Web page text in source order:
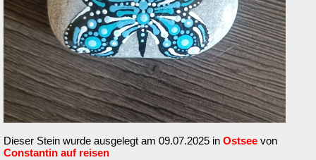
Dieser Stein wurde ausgelegt am 09.07.2025 in Ostsee von
Constantin auf reisen